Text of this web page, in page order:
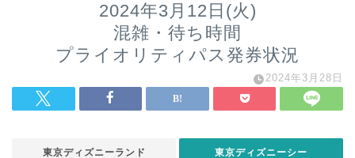
2024年3月12日(火)
混雑・待ち時間
プライオリティパス発券状況
2024年3月28日
東京ディズニーランド 東京ディズニーシー